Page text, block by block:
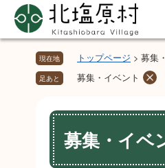
ジ
ュ
現在地 トップページ > 募集
足あと 募集・イベント
本
文
募集・イベ